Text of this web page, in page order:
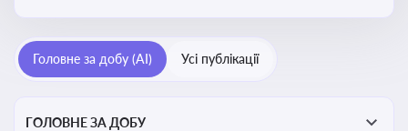
реальні кейси
Головне за добу (AI) Усі публікації
ГОЛОВНЕ ЗА ДОБУ